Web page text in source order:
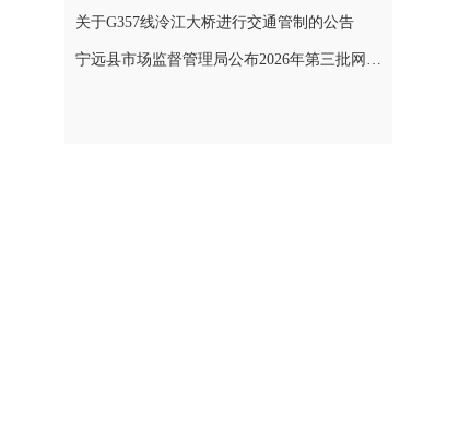
关于G357线泠江大桥进行交通管制的公告
宁远县市场监督管理局公布2026年第三批网络餐饮食品安全整治典型案例